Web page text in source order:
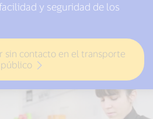
y seguridad de los
sin contacto en el transporte
público